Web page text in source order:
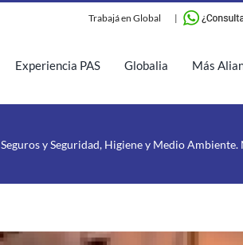
Trabajá en Global |
Experiencia PAS Globalia Más
Seguros y Seguridad, Higiene y Medio Ambiente.